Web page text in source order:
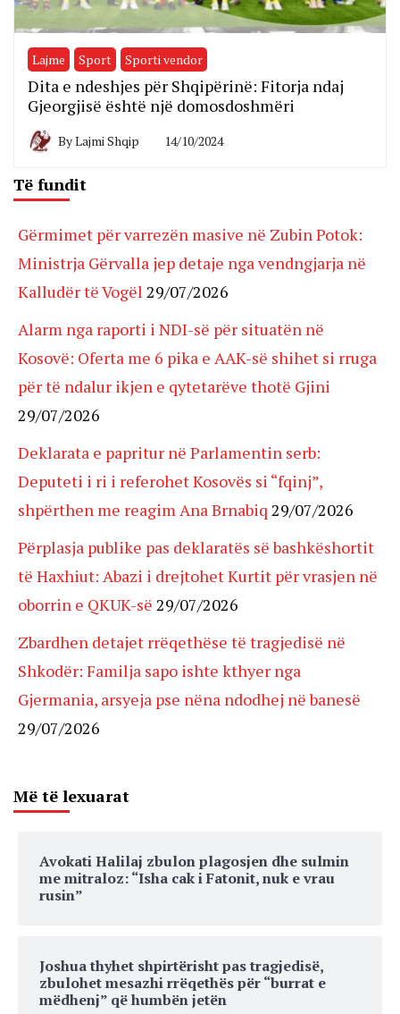
Lajme Sport Sporti vendor
Dita e ndeshjes për Shqipërinë: Fitorja ndaj
Gjeorgjisë është një domosdoshmëri
ByLajmi Shqip 14/10/2024
Të fundit
Gërmimet për varrezën masive në Zubin Potok:
Ministrja Gërvalla jep detaje nga vendngjarja në
Kalludër të Vogël 29/07/2026
Alarm nga raporti i NDI-së për situatën në
Kosovë: Oferta me 6 pika e AAK-së shihet si rruga
për të ndalur ikjen e qytetarëve thotë Gjini
29/07/2026
Deklarata e papritur në Parlamentin serb:
Deputeti i ri i referohet Kosovës si “fqinj”,
shpërthen me reagim Ana Brnabiq 29/07/2026
Përplasja publike pas deklaratës së bashkëshortit
të Haxhiut: Abazi i drejtohet Kurtit për vrasjen në
oborrin e QKUK-së 29/07/2026
Zbardhen detajet rrëqethëse të tragjedisë në
Shkodër: Familja sapo ishte kthyer nga
Gjermania, arsyeja pse nëna ndodhej në banesë
29/07/2026
Më të lexuarat
Avokati Halilaj zbulon plagosjen dhe sulmin
me mitraloz: “Isha cak i Fatonit, nuk e vrau
rusin”
Joshua thyhet shpirtërisht pas tragjedisë,
zbulohet mesazhi rrëqethës për “burrat e
mëdhenj” që humbën jetën